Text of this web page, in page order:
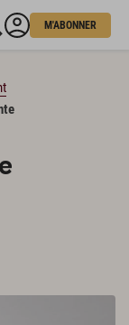
M'ABONNER